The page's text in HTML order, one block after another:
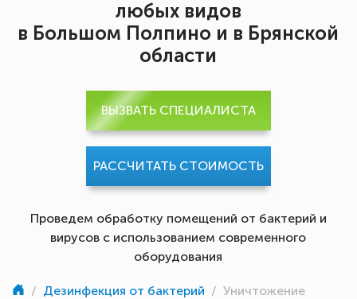
любых видов
в Большом Полпино и в Брянской
области
Проведем обработку помещений от бактерий и
вирусов с использованием современного
оборудования
ВЫЗВАТЬ СПЕЦИАЛИСТА
РАССЧИТАТЬ СТОИМОСТЬ
/ Дезинфекция от бактерий / Уничтожение